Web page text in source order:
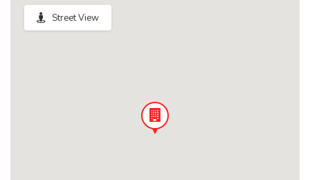
Street View